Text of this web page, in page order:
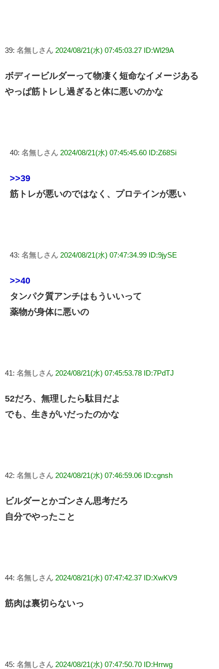
39: 名無しさん 2024/08/21(水) 07:45:03.27 ID:Wl29A
ボディービルダーって物凄く短命なイメージある
やっぱ筋トレし過ぎると体に悪いのかな
40: 名無しさん 2024/08/21(水) 07:45:45.60 ID:Z68Si
>>39
筋トレが悪いのではなく、プロテインが悪い
43: 名無しさん 2024/08/21(水) 07:47:34.99 ID:9jySE
>>40
タンパク質アンチはもういいって
薬物が身体に悪いの
41: 名無しさん 2024/08/21(水) 07:45:53.78 ID:7PdTJ
52だろ、無理したら駄目だよ
でも、生きがいだったのかな
42: 名無しさん 2024/08/21(水) 07:46:59.06 ID:cgnsh
ビルダーとかゴンさん思考だろ
自分でやったこと
44: 名無しさん 2024/08/21(水) 07:47:42.37 ID:XwKV9
筋肉は裏切らないっ
45: 名無しさん 2024/08/21(水) 07:47:50.70 ID:Hrrwg